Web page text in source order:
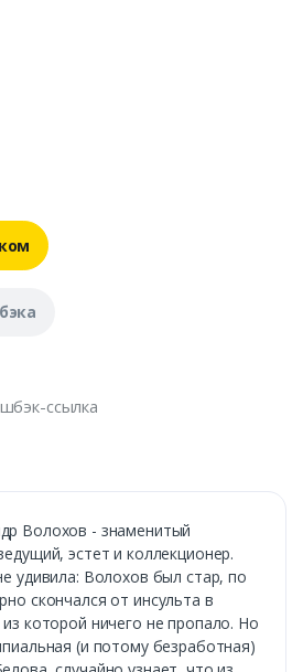
ссылка
Волохов - знаменитый
эстет и коллекционер.
удивила: Волохов был стар, по
скончался от инсульта в
которой ничего не пропало. Но
(и потому безработная)